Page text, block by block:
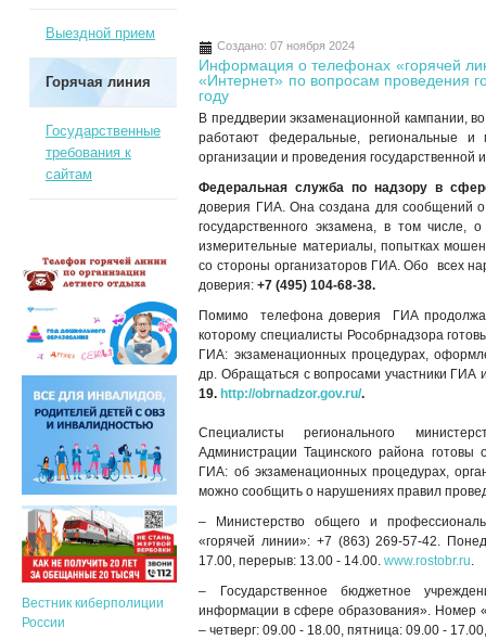
Создано: 07 ноября 2024
Информация о телефонах «горячей
«Интернет» по вопросам проведения
году
В преддверии экзаменационной кампании,
работают федеральные, региональные и
организации и проведения государственной
Федеральная служба по надзору в
доверия ГИА. Она создана для сообщений
государственного экзамена, в том числе,
измерительные материалы, попытках
со стороны организаторов ГИА. Обо всех
доверия:+7 (495) 104-68-38.
Помимо телефона доверия ГИА
которому специалисты Рособрнадзора
ГИА: экзаменационных процедурах,
др. Обращаться с вопросами участники ГИА
19. http://obrnadzor.gov.ru/.
Специалисты регионального
Администрации Тацинского района
ГИА: об экзаменационных процедурах,
можно сообщить о нарушениях правил
– Министерство общего и
«горячей линии»: +7 (863) 269-57-42.
17.00, перерыв: 13.00 - 14.00.www.rostobr.ru.
– Государственное бюджетное
информации в сфере образования». Номер
– четверг: 09.00 - 18.00, пятница: 09.00 -
Выездной прием
Горячая линия
Государственные
требования к
сайтам
Вестник киберполиции
России